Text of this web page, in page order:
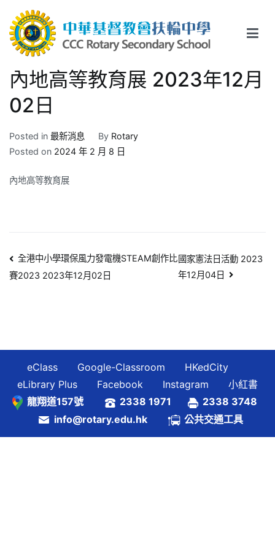
content
中華基督教會扶輪中學
內地高等教育展 2023年12月
02日
Posted in 最新消息 By Rotary
Posted on 2024 年 2 月 8 日
內地高等教育展
文
章
全港中小學環保風力發電機STEAM創作比
賽2023 2023年12月02日
國家憲法日活動 2023
年12月04日
eClass Google-Classroom
HKedCity
eLibrary Plus
Facebook Instagram
小紅書
龍翔道157號
2338 1971
2338 3748
info@rotary.edu.hk
公共交通工具